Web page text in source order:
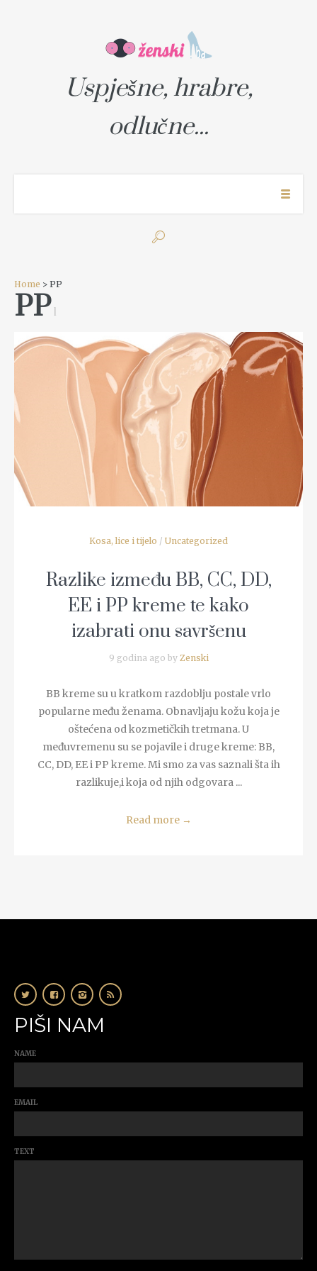
Uspješne, hrabre,
odlučne...
Home > PP
PP 1
READ MORE
Kosa, lice i tijelo / Uncategorized
Razlike između BB, CC, DD,
EE i PP kreme te kako
izabrati onu savršenu
9 godina ago by Zenski
BB kreme su u kratkom razdoblju postale vrlo
popularne među ženama. Obnavljaju kožu koja je
oštećena od kozmetičkih tretmana. U
međuvremenu su se pojavile i druge kreme: BB,
CC, DD, EE i PP kreme. Mi smo za vas saznali šta ih
razlikuje,i koja od njih odgovara ...
Read more →
PIŠI NAM
NAME
EMAIL
TEXT